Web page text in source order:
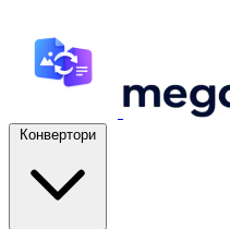
Конвертори